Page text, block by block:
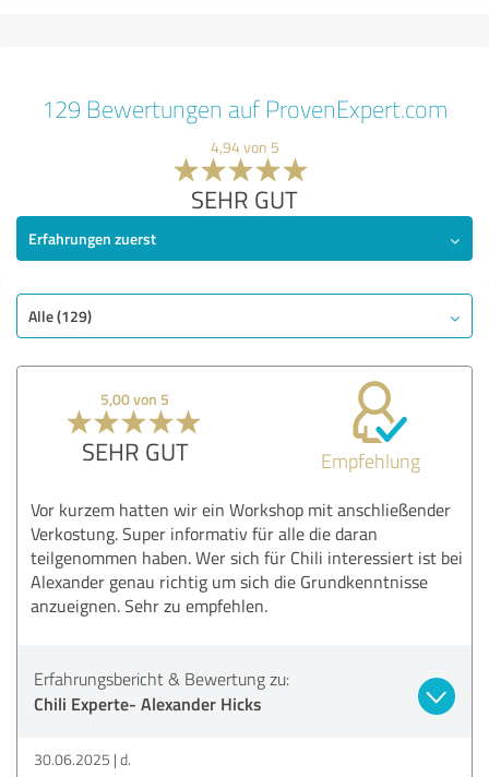
129 Bewertungen auf ProvenExpert.com
4,94 von 5
SEHR GUT
Erfahrungen zuerst
Alle (129)
5,00 von 5
SEHR GUT Empfehlung
Vor kurzem hatten wir ein Workshop mit anschließender
Verkostung. Super informativ für alle die daran
teilgenommen haben. Wer sich für Chili interessiert ist bei
Alexander genau richtig um sich die Grundkenntnisse
anzueignen. Sehr zu empfehlen.
Erfahrungsbericht & Bewertung zu:
Chili Experte- Alexander Hicks
30.06.2025 d.